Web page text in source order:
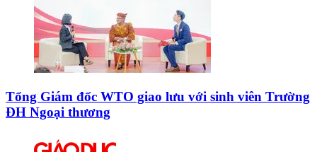
Tổng Giám đốc WTO giao lưu với sinh viên Trường
ĐH Ngoại thương